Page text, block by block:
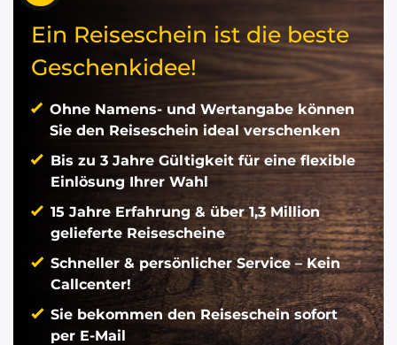
Ein Reiseschein ist die beste
Geschenkidee!
Ohne Namens- und Wertangabe können
Sie den Reiseschein ideal verschenken
Bis zu 3 Jahre Gültigkeit für eine flexible
Einlösung Ihrer Wahl
15 Jahre Erfahrung & über 1,3 Million
gelieferte Reisescheine
Schneller & persönlicher Service – Kein
Callcenter!
Sie bekommen den Reiseschein sofort
per E-Mail